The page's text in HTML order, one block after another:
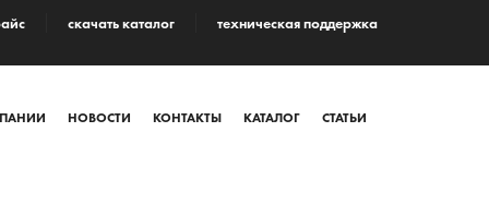
cкачать каталог техническая поддержка
НОВОСТИ КОНТАКТЫ КАТАЛОГ СТАТЬИ